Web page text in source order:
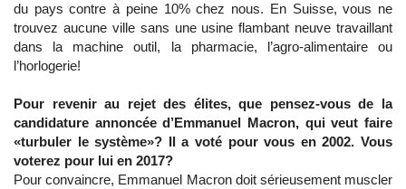
du pays contre à peine 10% chez nous. En Suisse, vous ne
trouvez aucune ville sans une usine flambant neuve travaillant
dans la machine outil, la pharmacie, l’agro-alimentaire ou
l’horlogerie!
Pour revenir au rejet des élites, que pensez-vous de la
candidature annoncée d’Emmanuel Macron, qui veut faire
«turbuler le système»? Il a voté pour vous en 2002. Vous
voterez pour lui en 2017?
Pour convaincre, Emmanuel Macron doit sérieusement muscler